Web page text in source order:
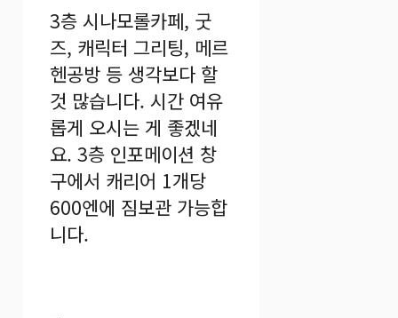
3층 시나모롤카페, 굿
즈, 캐릭터 그리팅, 메르
헨공방 등 생각보다 할
것 많습니다. 시간 여유
롭게 오시는 게 좋겠네
요. 3층 인포메이션 창
구에서 캐리어 1개당
600엔에 짐보관 가능합
니다.